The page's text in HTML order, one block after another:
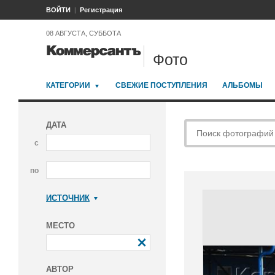
ВОЙТИ Регистрация
08 АВГУСТА, СУББОТА
Фото
КАТЕГОРИИ СВЕЖИЕ ПОСТУПЛЕНИЯ АЛЬБОМЫ
ДАТА
с
по
ИСТОЧНИК
МЕСТО
АВТОР